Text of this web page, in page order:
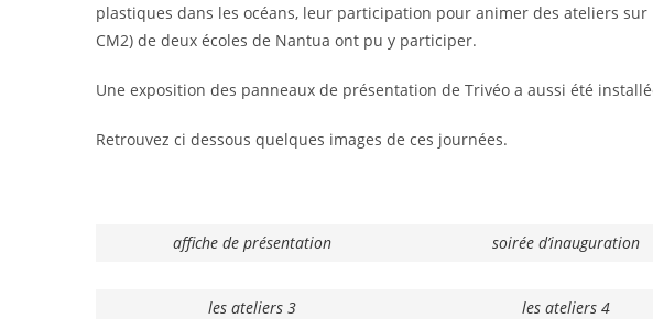
plastiques dans les océans, leur participation pour animer des ateliers
CM2) de deux écoles de Nantua ont pu y participer.
Une exposition des panneaux de présentation de Trivéo a aussi été
Retrouvez ci dessous quelques images de ces journées.
affiche de présentation soirée d’inauguration
les ateliers 3 les ateliers 4